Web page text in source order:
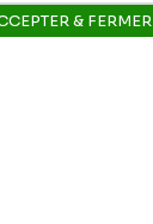
& FERMER